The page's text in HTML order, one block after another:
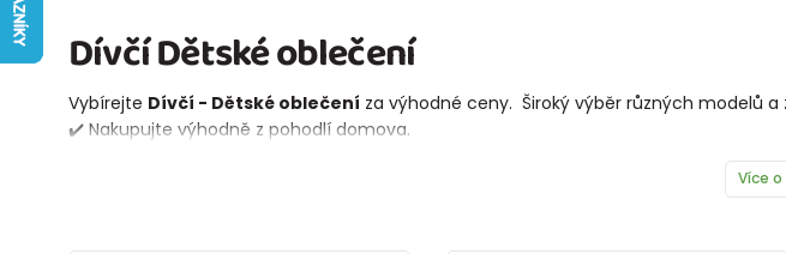
Dívčí Dětské oblečení
Vybírejte Dívčí - Dětské oblečení za výhodné ceny. Široký výběr různých modelů
✔️ Nakupujte výhodně z pohodlí domova.
Více